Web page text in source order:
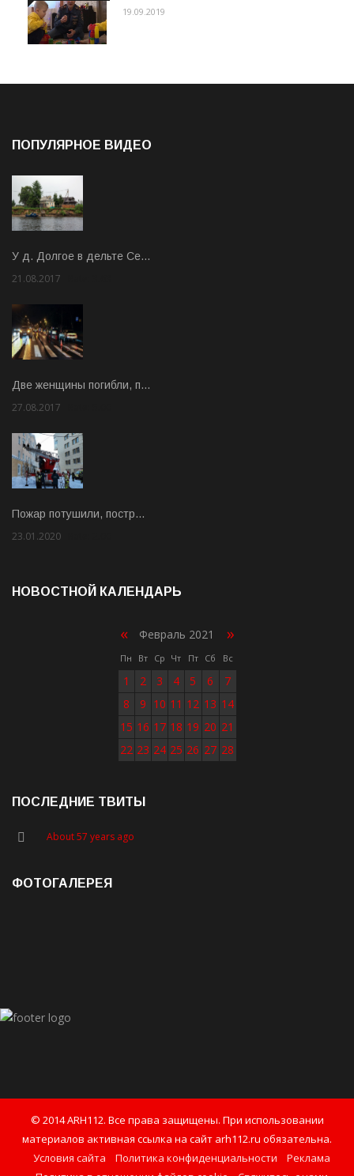
19.09.2019
ПОПУЛЯРНОЕ ВИДЕО
У д. Долгое в дельте Се…
21.08.2017
Две женщины погибли, п…
27.08.2017
Пожар потушили, постр…
23.01.2020
НОВОСТНОЙ КАЛЕНДАРЬ
« Февраль 2021 »
Пн Вт Ср Чт Пт Сб Вс
1 2 3 4 5 6
7
8
9 10 11 12 13 14
15 16 17 18 19 20 21
22 23 24 25 26 27 28
ПОСЛЕДНИЕ ТВИТЫ
About 57 years ago
ФОТОГАЛЕРЕЯ
© 2014 ARH112. Все права защищены. При использовании
материалов активная ссылка на сайт arh112.ru обязательна.
Условия сайта
Политика конфиденциальности
Реклама